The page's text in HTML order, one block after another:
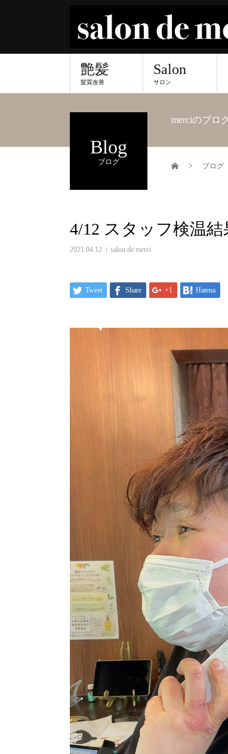
艶髪
髪質改善
Salon
サロン
Blog
ブログ
merciのブロ
ブログ
4/12 スタッフ検温
2021.04.12 salon de merci
Tweet Share +1 Hatena